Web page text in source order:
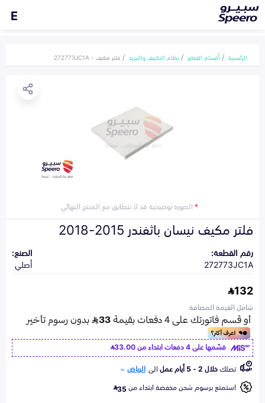
E
الرئيسية أقسام القطع نظام التكييف والتبريد فلتر مكيف - 272773JC1A
*الصورة توضيحية قد لا تتطابق مع المنتج النهائي
فلتر مكيف نيسان باثفندر 2015-2018
رقم القطعة:
272773JC1A
الصنع:
أصلي
132
شامل القيمة المضافة
قسّمها على 4 دفعات ابتداء من
33.00
تصلكخلال 2 - 5 أيام عمل الى الرياض
استمتع برسوم شحن مخفضة ابتداء من35